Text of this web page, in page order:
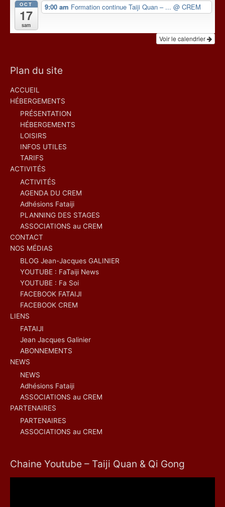
OCT
17
sam
9:00 am Formation continue Taiji Quan – ... @ CREM
Voir le calendrier
Plan du site
ACCUEIL
HÉBERGEMENTS
PRÉSENTATION
HÉBERGEMENTS
LOISIRS
INFOS UTILES
TARIFS
ACTIVITÉS
ACTIVITÉS
AGENDA DU CREM
Adhésions Fataiji
PLANNING DES STAGES
ASSOCIATIONS au CREM
CONTACT
NOS MÉDIAS
BLOG Jean-Jacques GALINIER
YOUTUBE : FaTaiji News
YOUTUBE : Fa Soi
FACEBOOK FATAIJI
FACEBOOK CREM
LIENS
FATAIJI
Jean Jacques Galinier
ABONNEMENTS
NEWS
NEWS
Adhésions Fataiji
ASSOCIATIONS au CREM
PARTENAIRES
PARTENAIRES
ASSOCIATIONS au CREM
Chaine Youtube – Taiji Quan & Qi Gong